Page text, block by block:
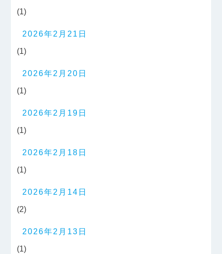
(1)
2026年2月21日
(1)
2026年2月20日
(1)
2026年2月19日
(1)
2026年2月18日
(1)
2026年2月14日
(2)
2026年2月13日
(1)